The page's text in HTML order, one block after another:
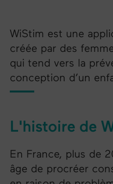
WiStim est une
créée par des
qui tend vers la
conception d’un
L'histoire de
En France, plus de
âge de procréer